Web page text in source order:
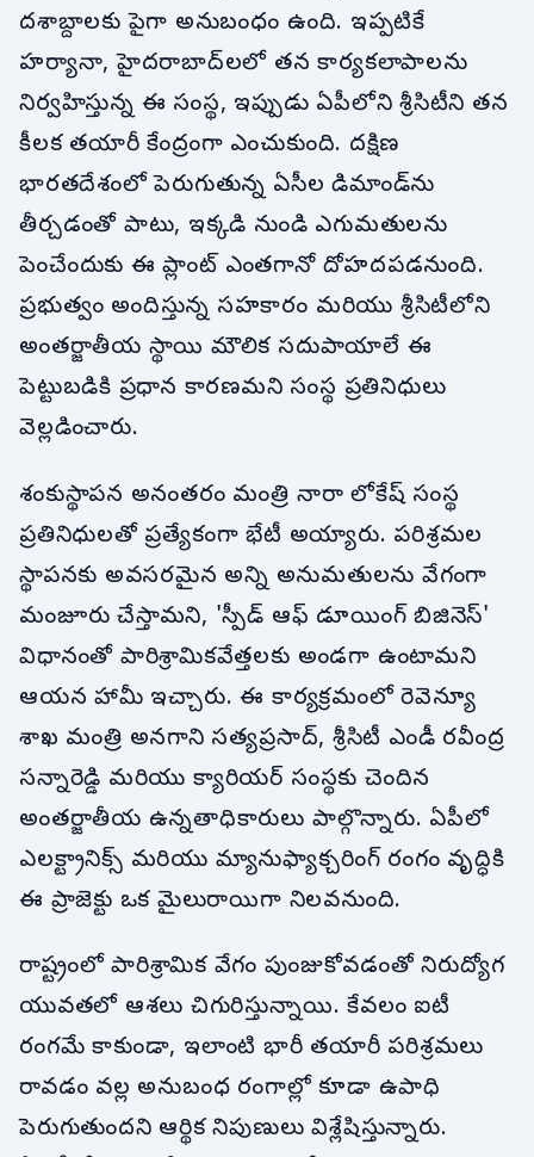
దశాబ్దాలకు పైగా అనుబంధం ఉంది. ఇప్పటికే
హర్యానా, హైదరాబాద్‌లలో తన కార్యకలాపాలను
నిర్వహిస్తున్న ఈ సంస్థ, ఇప్పుడు ఏపీలోని శ్రీసిటీని తన
కీలక తయారీ కేంద్రంగా ఎంచుకుంది. దక్షిణ
భారతదేశంలో పెరుగుతున్న ఏసీల డిమాండ్‌ను
తీర్చడంతో పాటు, ఇక్కడి నుండి ఎగుమతులను
పెంచేందుకు ఈ ప్లాంట్ ఎంతగానో దోహదపడనుంది.
ప్రభుత్వం అందిస్తున్న సహకారం మరియు శ్రీసిటీలోని
అంతర్జాతీయ స్థాయి మౌలిక సదుపాయాలే ఈ
పెట్టుబడికి ప్రధాన కారణమని సంస్థ ప్రతినిధులు
వెల్లడించారు.
శంకుస్థాపన అనంతరం మంత్రి నారా లోకేష్ సంస్థ
ప్రతినిధులతో ప్రత్యేకంగా భేటీ అయ్యారు. పరిశ్రమల
స్థాపనకు అవసరమైన అన్ని అనుమతులను వేగంగా
మంజూరు చేస్తామని, 'స్పీడ్ ఆఫ్ డూయింగ్ బిజినెస్'
విధానంతో పారిశ్రామికవేత్తలకు అండగా ఉంటామని
ఆయన హామీ ఇచ్చారు. ఈ కార్యక్రమంలో రెవెన్యూ
శాఖ మంత్రి అనగాని సత్యప్రసాద్, శ్రీసిటీ ఎండీ రవీంద్ర
సన్నారెడ్డి మరియు క్యారియర్ సంస్థకు చెందిన
అంతర్జాతీయ ఉన్నతాధికారులు పాల్గొన్నారు. ఏపీలో
ఎలక్ట్రానిక్స్ మరియు మ్యానుఫ్యాక్చరింగ్ రంగం వృద్ధికి
ఈ ప్రాజెక్టు ఒక మైలురాయిగా నిలవనుంది.
రాష్ట్రంలో పారిశ్రామిక వేగం పుంజుకోవడంతో నిరుద్యోగ
యువతలో ఆశలు చిగురిస్తున్నాయి. కేవలం ఐటీ
రంగమే కాకుండా, ఇలాంటి భారీ తయారీ పరిశ్రమలు
రావడం వల్ల అనుబంధ రంగాల్లో కూడా ఉపాధి
పెరుగుతుందని ఆర్థిక నిపుణులు విశ్లేషిస్తున్నారు.